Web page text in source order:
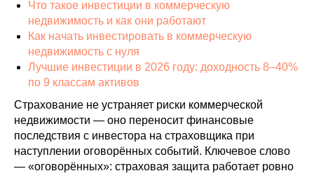
Что такое инвестиции в коммерческую
недвижимость и как они работают
Как начать инвестировать в коммерческую
недвижимость с нуля
Лучшие инвестиции в 2026 году: доходность 8–40%
по 9 классам активов
Страхование не устраняет риски коммерческой
недвижимости — оно переносит финансовые
последствия с инвестора на страховщика при
наступлении оговорённых событий. Ключевое слово
— «оговорённых»: страховая защита работает ровно